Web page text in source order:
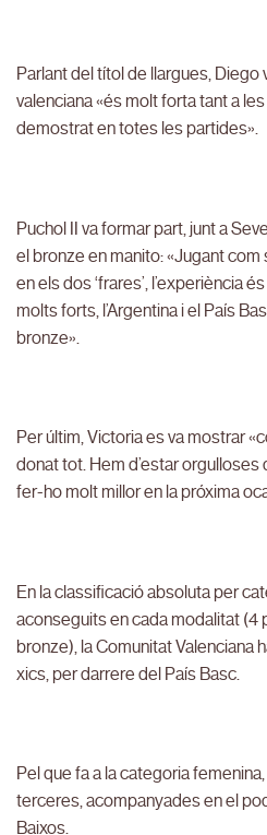
Parlant del títol de llargues,
valenciana «és molt forta tant a
demostrat en totes les partides».
Puchol II va formar part, junt a
el bronze en manito: «Jugant
en els dos ‘frares’, l’experiència
molts forts, l’Argentina i el País
bronze».
Per últim, Victoria es va mostrar
donat tot. Hem d’estar
fer-ho molt millor en la próxima
En la classificació absoluta per
aconseguits en cada modalitat (4
bronze), la Comunitat Valenciana
xics, per darrere del País Basc.
Pel que fa a la categoria
terceres, acompanyades en el
Baixos.